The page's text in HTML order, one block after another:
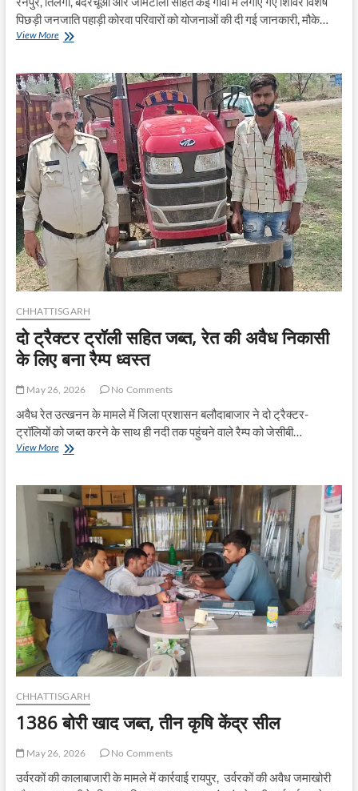
पिछड़ी जनजाति पहाड़ी कोरवा परिवारों को योजनाओं की दी गई जानकारी, मौके…
View Moreजनजातीय
2026
के
तहत
जशपुर
में
जनभागीदारी
अभियान
आयोजन
CHHATTISGARH
दो ट्रैक्टर ट्रॉली सहित जब्त, रेत की अवैध निकासी
के लिए बना रैम्प ध्वस्त
May 26, 2026 No Comments
अवैध रेत उत्खनन के मामले में जिला प्रशासन बलौदाबाजार ने दो ट्रैक्टर-
ट्रॉलियों को जब्त करने के साथ ही नदी तक पहुंचने वाले रैम्प को जेसीबी…
View Moreदो
सहित
जब्त,
रेत
की
अवैध
निकासी
के
लिए
ध्वस्त
CHHATTISGARH
1386 बोरी खाद जब्त, तीन कृषि केंद्र सील
May 26, 2026 No Comments
उर्वरकों की कालाबाजारी के मामले में कार्रवाई रायपुर, उर्वरकों की अवैध जमाखोरी